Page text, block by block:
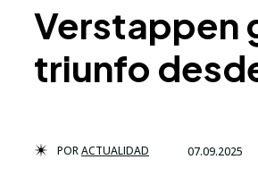
Verstappen
triunfo
PORACTUALIDAD 07.09.2025